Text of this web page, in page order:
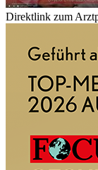
Direktlink zum